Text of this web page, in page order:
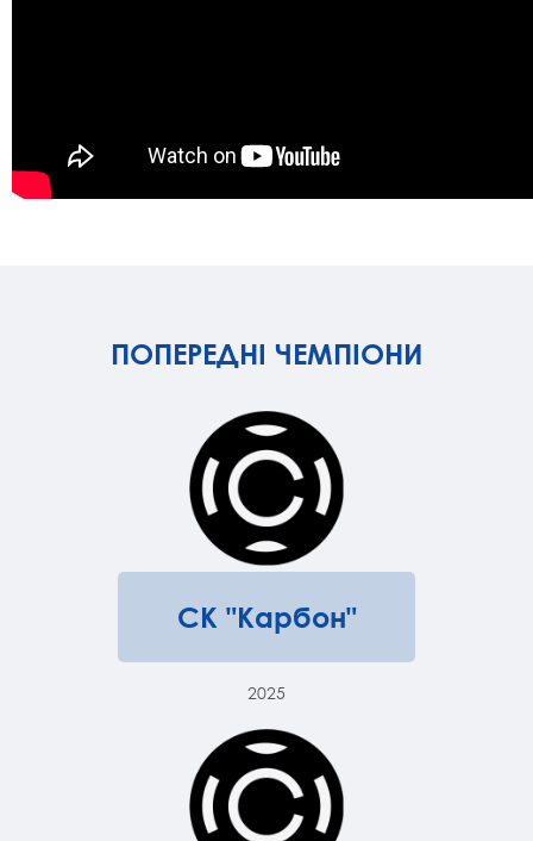
ПОПЕРЕДНІ ЧЕМПІОНИ
СК "Карбон"
2025